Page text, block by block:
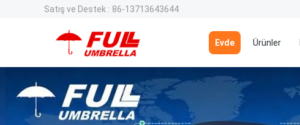
Satış ve Destek : 86-13713643644
Evde Ürünler